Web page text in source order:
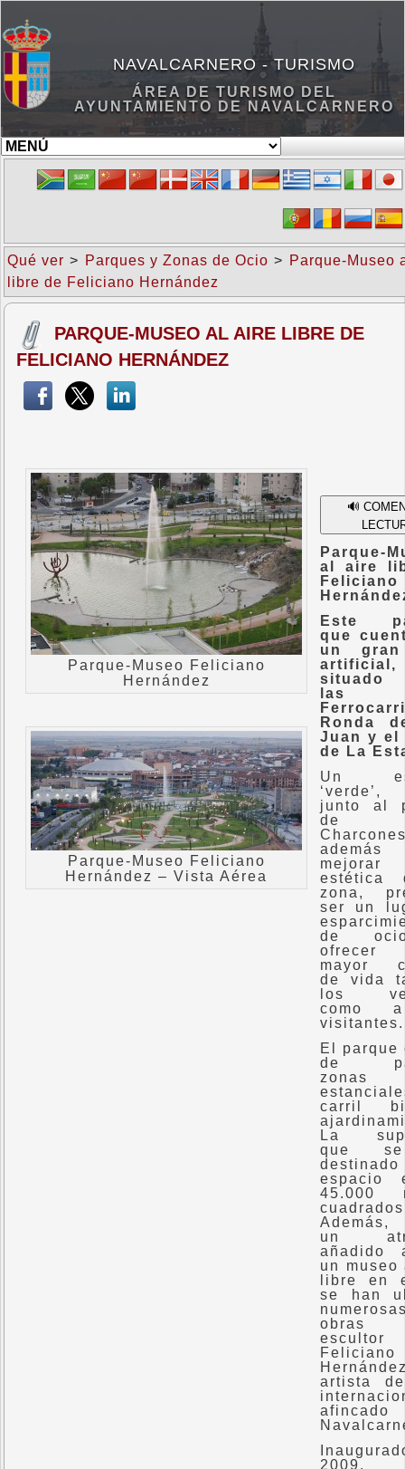
NAVALCARNERO - TURISMO
ÁREA DE TURISMO DEL
AYUNTAMIENTO DE NAVALCARNERO
Qué ver > Parques y Zonas de Ocio > Parque-Museo
libre de Feliciano Hernández
PARQUE-MUSEO AL AIRE LIBRE DE
FELICIANO HERNÁNDEZ
Parque-Museo Feliciano
Hernández
Parque-Museo Feliciano
Hernández – Vista Aérea
🔊
Parque-
al aire
Feliciano
Este
que
un
situado
las
Ronda
Juan y el
de La
Un
junto al
de
estética
zona,
ser un
de
mayor
de vida
los
como
visitantes.
El parque
de
zonas
carril
La
que
destinado
espacio
45.000
un
añadido
un
libre en
se han
escultor
Feliciano
artista
2009.